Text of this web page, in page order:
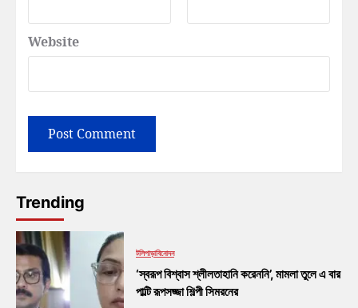
Website
Trending
টলিপাড়াবিনোদন
‘স্বরূপ বিশ্বাস শ্লীলতাহানি করেননি’, মামলা তুলে এ বার
পাল্টি রূপসজ্জা শিল্পী সিমরনের